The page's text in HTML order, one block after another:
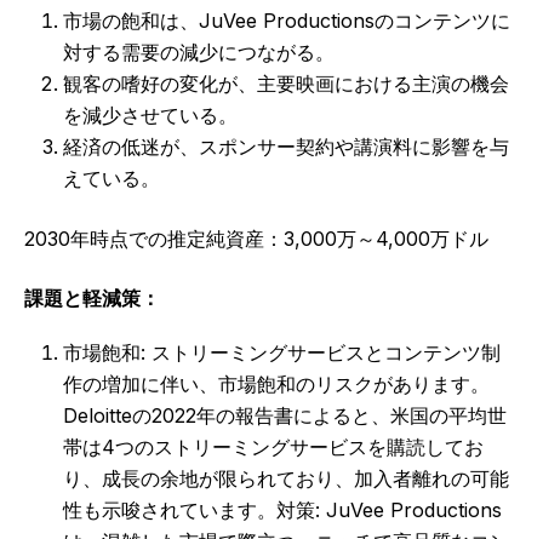
市場の飽和は、JuVee Productionsのコンテンツに
対する需要の減少につながる。
観客の嗜好の変化が、主要映画における主演の機会
を減少させている。
経済の低迷が、スポンサー契約や講演料に影響を与
えている。
2030年時点での推定純資産：3,000万～4,000万ドル
課題と軽減策：
市場飽和: ストリーミングサービスとコンテンツ制
作の増加に伴い、市場飽和のリスクがあります。
Deloitteの2022年の報告書によると、米国の平均世
帯は4つのストリーミングサービスを購読してお
り、成長の余地が限られており、加入者離れの可能
性も示唆されています。対策: JuVee Productions